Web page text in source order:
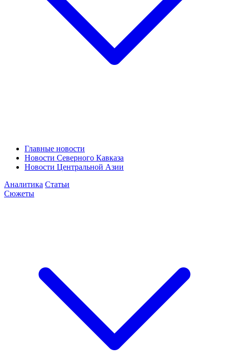
Главные новости
Новости Северного Кавказа
Новости Центральной Азии
Аналитика Статьи
Сюжеты